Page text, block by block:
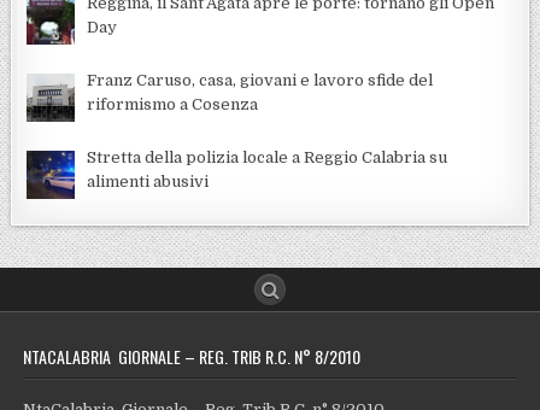
Day
Franz Caruso, casa, giovani e lavoro sfide del
riformismo a Cosenza
Stretta della polizia locale a Reggio Calabria su
alimenti abusivi
NTACALABRIA GIORNALE – REG. TRIB R.C. N° 8/2010